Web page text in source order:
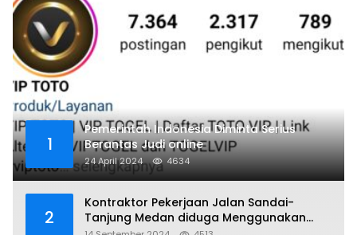
1
Pemerintah Indonesia Diminta Serius
Berantas Judi online
24 April 2024 4634
2
Kontraktor Pekerjaan Jalan Sandai-
Tanjung Medan diduga Menggunakan